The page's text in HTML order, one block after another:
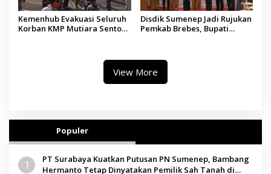
Kemenhub Evakuasi Seluruh
Korban KMP Mutiara Sentosa
Disdik Sumenep Jadi Rujukan
Pemkab Brebes, Bupati
View More
Populer
1
PT Surabaya Kuatkan Putusan PN Sumenep, Bambang
Hermanto Tetap Dinyatakan Pemilik Sah Tanah di